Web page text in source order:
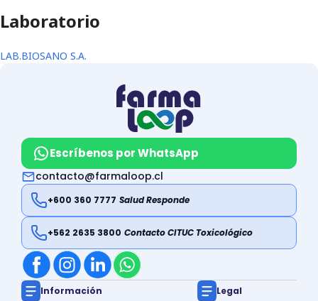
Laboratorio
LAB.BIOSANO S.A.
Escríbenos por WhatsApp
contacto@farmaloop.cl
+600 360 7777 Salud Responde
+562 2635 3800 Contacto CITUC Toxicológico
Información Legal